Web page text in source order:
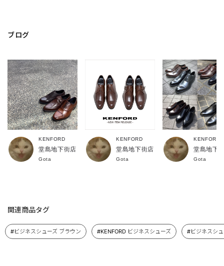
グリップ力を高めるために、アウトドアブーツ等に使用されるタ
ンクソールのデザインから着想を得た、合成ゴム素材のアウトソ
ールを使用しています。
デザイン性がありながら、ドレスシューズの外観を損なわないボ
リューム感にこだわり作成したオリジナル仕様です。
ブログ
KENFORD
堂島地下街店
Gota
KENFORD
堂島地下街店
Gota
KENFORD
堂島地下
Gota
関連商品タグ
#ビジネスシューズ ブラウン #KENFORD ビジネスシューズ #ビジネスシ